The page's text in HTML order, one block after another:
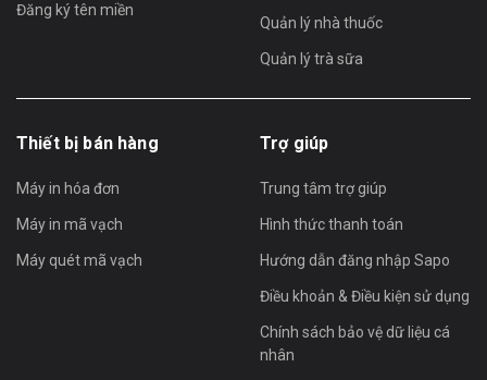
Đăng ký tên miền
Quản lý nhà thuốc
Quản lý trà sữa
Thiết bị bán hàng
Máy in hóa đơn
Máy in mã vạch
Máy quét mã vạch
Trợ giúp
Trung tâm trợ giúp
Hình thức thanh toán
Hướng dẫn đăng nhập Sapo
Điều khoản & Điều kiện sử dụng
Chính sách bảo vệ dữ liệu cá
nhân